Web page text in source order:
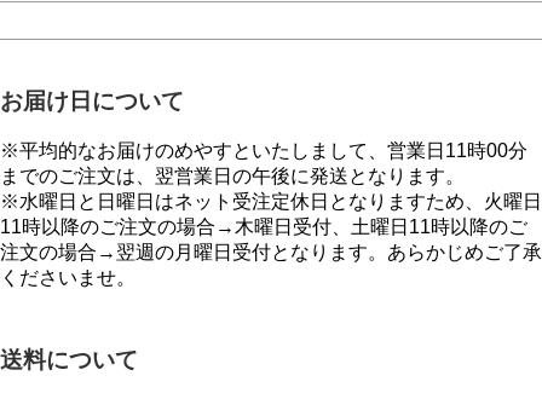
お届け日について
※平均的なお届けのめやすといたしまして、営業日11時00分
までのご注文は、翌営業日の午後に発送となります。
※水曜日と日曜日はネット受注定休日となりますため、火曜日
11時以降のご注文の場合→木曜日受付、土曜日11時以降のご
注文の場合→翌週の月曜日受付となります。あらかじめご了承
くださいませ。
送料について